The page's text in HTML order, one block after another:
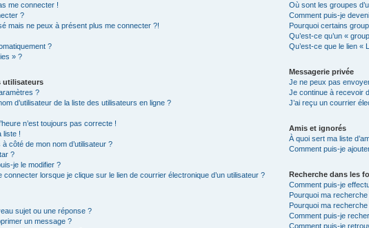
me connecter !
?
mais ne peux à présent plus me connecter ?!
?
» ?
utilisateurs
?
d’utilisateur de la liste des utilisateurs en ligne ?
n’est toujours pas correcte !
liste !
côté de mon nom d’utilisateur ?
?
je le modifier ?
connecter lorsque je clique sur le lien de courrier électronique d’un utilisateur ?
sujet ou une réponse ?
un message ?
Où sont les groupes
Comment puis-je
Pourquoi certains
Qu’est-ce qu’un «
Qu’est-ce que le lien «
Messagerie privée
Je ne peux pas
Je continue à recevoir
J’ai reçu un courrier
Amis et ignorés
À quoi sert ma liste
Comment puis-je
Recherche dans les
Comment puis-je
Pourquoi ma
Pourquoi ma
Comment puis-je
Comment puis-je